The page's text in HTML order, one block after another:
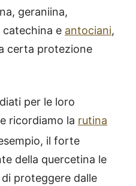
geraniina,
catechina e antociani,
certa protezione
per le loro
ricordiamo la rutina
il forte
della quercetina le
proteggere dalle